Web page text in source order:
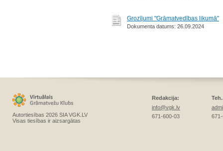
Grozījumi "Grāmatvedības likumā"
Dokumenta datums: 26.09.2024
Autortiesības 2026 SIA VGK.LV
Visas tiesības ir aizsargātas
Redakcija:
info@vgk.lv
671-600-03